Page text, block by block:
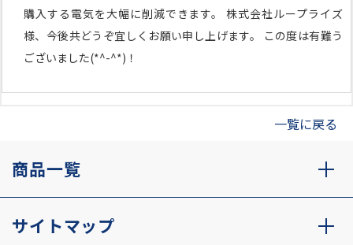
購入する電気を大幅に削減できます。 株式会社ループライズ
様、今後共どうぞ宜しくお願い申し上げます。 この度は有難う
ございました(*^-^*)！
一覧に戻る
商品一覧
サイトマップ